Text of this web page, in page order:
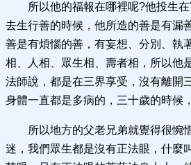
所以他的福報在哪裡呢?他投生
去生行善的時候，他所造的善是有漏
善是有煩惱的善，有妄想、分別、執
相、人相、眾生相、壽者相，所以他
法師說，都是在三界享受，沒有離開
身體一直都是多病的，三十歲的時候
所以地方的父老兄弟就覺得很惋
迷，我們眾生都是沒有正法眼，什麼